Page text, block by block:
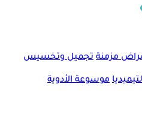
مزمنة تجميل وتخسيس
موسوعة الأدوية